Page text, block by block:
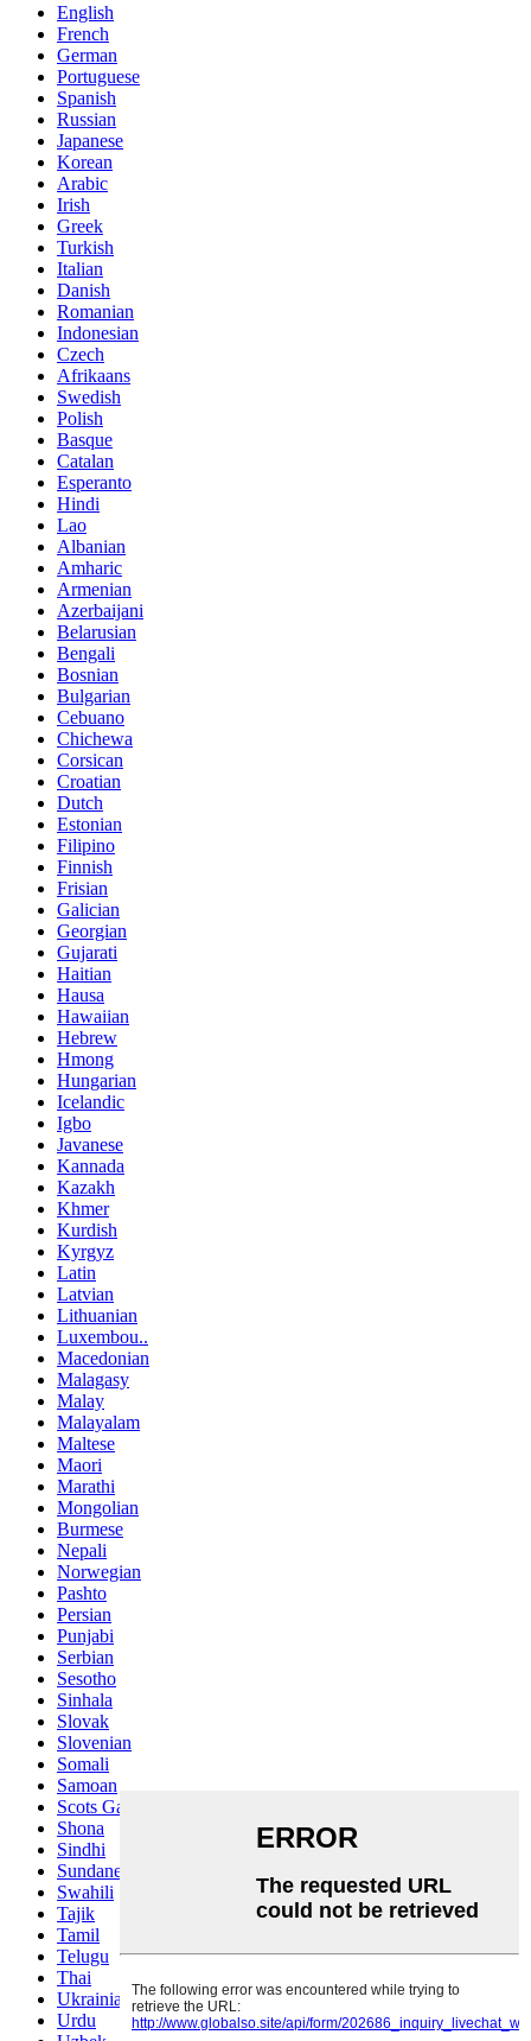
English
French
German
Portuguese
Spanish
Russian
Japanese
Korean
Arabic
Irish
Greek
Turkish
Italian
Danish
Romanian
Indonesian
Czech
Afrikaans
Swedish
Polish
Basque
Catalan
Esperanto
Hindi
Lao
Albanian
Amharic
Armenian
Azerbaijani
Belarusian
Bengali
Bosnian
Bulgarian
Cebuano
Chichewa
Corsican
Croatian
Dutch
Estonian
Filipino
Finnish
Frisian
Galician
Georgian
Gujarati
Haitian
Hausa
Hawaiian
Hebrew
Hmong
Hungarian
Icelandic
Igbo
Javanese
Kannada
Kazakh
Khmer
Kurdish
Kyrgyz
Latin
Latvian
Lithuanian
Luxembou..
Macedonian
Malagasy
Malay
Malayalam
Maltese
Maori
Marathi
Mongolian
Burmese
Nepali
Norwegian
Pashto
Persian
Punjabi
Serbian
Sesotho
Sinhala
Slovak
Slovenian
Somali
Samoan
Scots Gaelic
Shona
Sindhi
Sundanese
Swahili
Tajik
Tamil
Telugu
Thai
Ukrainian
Urdu